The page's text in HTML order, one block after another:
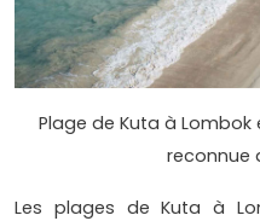
Plage de Kuta à
reconnue
Les plages de Kuta à